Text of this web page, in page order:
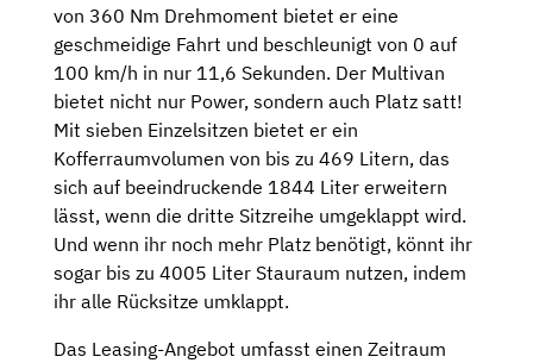
von 360 Nm Drehmoment bietet er eine
geschmeidige Fahrt und beschleunigt von 0 auf
100 km/h in nur 11,6 Sekunden. Der Multivan
bietet nicht nur Power, sondern auch Platz satt!
Mit sieben Einzelsitzen bietet er ein
Kofferraumvolumen von bis zu 469 Litern, das
sich auf beeindruckende 1844 Liter erweitern
lässt, wenn die dritte Sitzreihe umgeklappt wird.
Und wenn ihr noch mehr Platz benötigt, könnt ihr
sogar bis zu 4005 Liter Stauraum nutzen, indem
ihr alle Rücksitze umklappt.
Das Leasing-Angebot umfasst einen Zeitraum